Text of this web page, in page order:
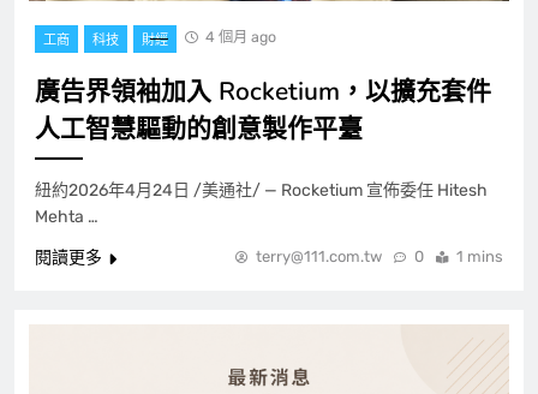
工商 科技 財經 4 個月 ago
廣告界領袖加入 Rocketium，以擴充套件
人工智慧驅動的創意製作平臺
紐約2026年4月24日 /美通社/ — Rocketium 宣佈委任 Hitesh
Mehta …
閱讀更多
terry@111.com.tw 0 1 mins